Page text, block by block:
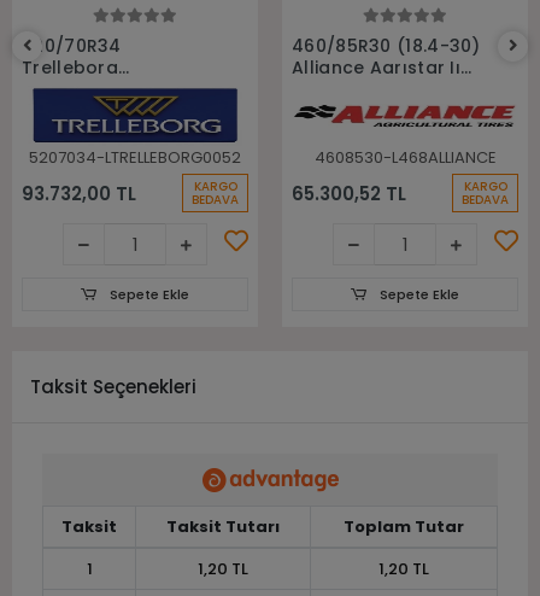
520/70R34
Trelleborg
148A8(148B) Tm700
Tl Radyal Traktör
Lastiği
5207034-LTRELLEBORG0052
93.732,00 TL KARGO
BEDAVA
Sepete Ekle
Sepete Ekle
460/85R30 (18.4-30)
Alliance Agrıstar Iı
Traktör lastiği
4608530-L468ALLIANCE
65.300,52 TL KARGO
BEDAVA
Sepete Ekle
Taksit Seçenekleri
Taksit Taksit Tutarı
Toplam Tutar
1
1,20 TL
1,20 TL